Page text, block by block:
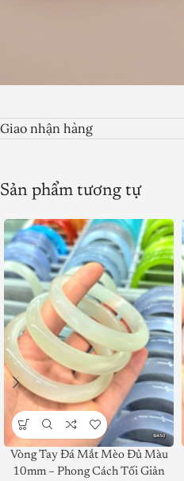
Product SKU:
Giao nhận hàng
Sản phẩm tương tự
Vòng Tay Đá Mắt Mèo Đủ Màu
10mm – Phong Cách Tối Giản